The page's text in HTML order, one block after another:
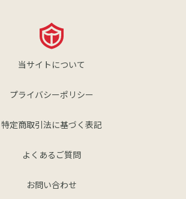
当サイトについて
プライバシーポリシー
特定商取引法に基づく表記
よくあるご質問
お問い合わせ